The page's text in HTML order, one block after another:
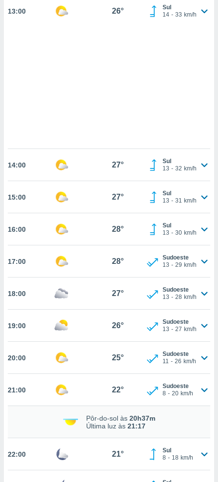
um perfil
a
caso,
cookies
ou
ao
13:00 26°
Sul
14 - 33 km/h
14:00 27°
Sul
13 - 32 km/h
15:00 27°
Sul
13 - 31 km/h
16:00 28°
Sul
13 - 30 km/h
17:00 28°
Sudoeste
13 - 29 km/h
18:00 27°
Sudoeste
13 - 28 km/h
19:00 26°
Sudoeste
13 - 27 km/h
20:00 25°
Sudoeste
11 - 26 km/h
21:00 22°
Sudoeste
8 - 20 km/h
Pôr-do-sol às 20h37m
Última luz às 21:17
22:00 21°
Sul
8 - 18 km/h